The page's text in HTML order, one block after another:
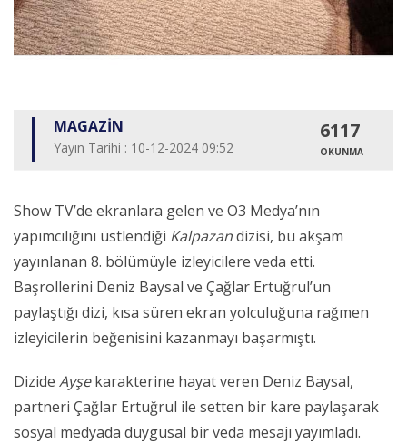
MAGAZİN
Yayın Tarihi : 10-12-2024 09:52
6117
OKUNMA
Show TV’de ekranlara gelen ve O3 Medya’nın
yapımcılığını üstlendiği Kalpazandizisi, bu akşam
yayınlanan 8. bölümüyle izleyicilere veda etti.
Başrollerini Deniz Baysal ve Çağlar Ertuğrul’un
paylaştığı dizi, kısa süren ekran yolculuğuna rağmen
izleyicilerin beğenisini kazanmayı başarmıştı.
Dizide Ayşekarakterine hayat veren Deniz Baysal,
partneri Çağlar Ertuğrul ile setten bir kare paylaşarak
sosyal medyada duygusal bir veda mesajı yayımladı.